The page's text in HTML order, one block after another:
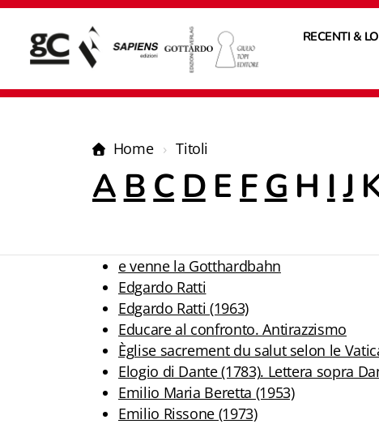
RECENTI &
Home Titoli
ABCDEFGH IJ
e venne la Gotthardbahn
Edgardo Ratti
Edgardo Ratti (1963)
Educare al confronto. Antirazzismo
Èglise sacrement du salut selon le
Elogio di Dante (1783). Lettera sopra
Emilio Maria Beretta (1953)
Emilio Rissone (1973)